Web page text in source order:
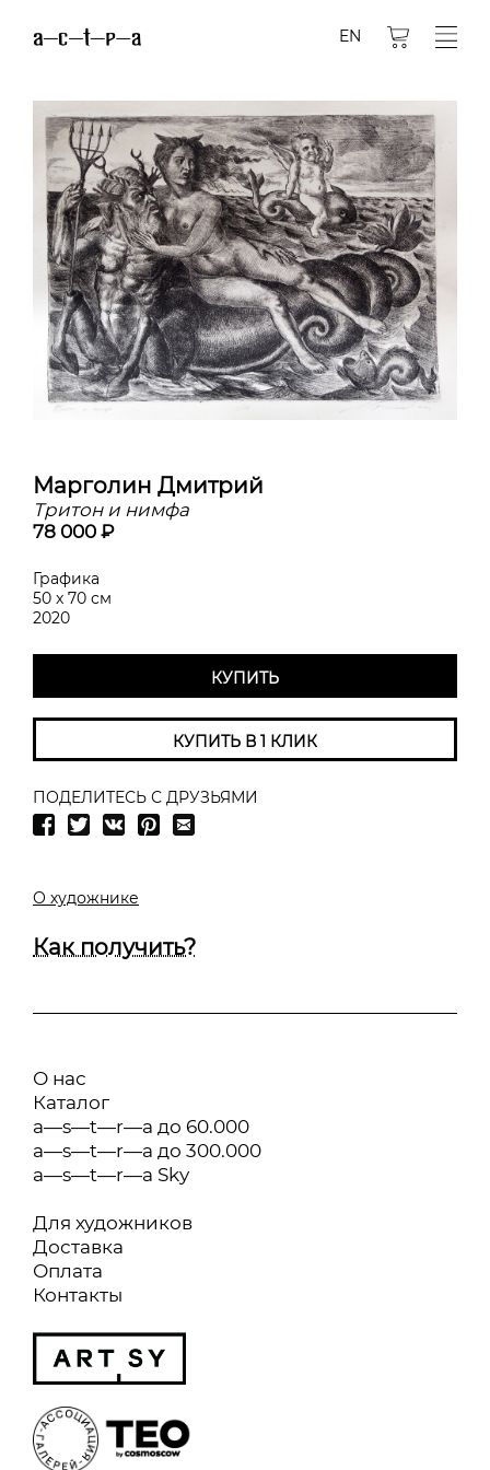
EN
Марголин Дмитрий
Тритон и нимфа
78 000 ₽
Графика
50 x 70 см
2020
КУПИТЬ
КУПИТЬ В 1 КЛИК
ПОДЕЛИТЕСЬ С ДРУЗЬЯМИ
О художнике
Как получить?
О нас
Каталог
a—s—t—r—a до 60.000
a—s—t—r—a до 300.000
a—s—t—r—a Sky
Для художников
Доставка
Оплата
Контакты